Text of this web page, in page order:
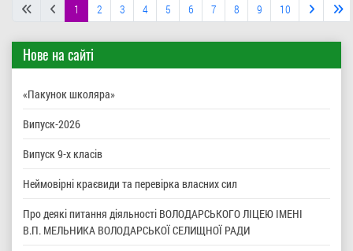
1 2 3 4 5 6 7 8 9 10
Нове на сайті
«Пакунок школяра»
Випуск-2026
Випуск 9-х класів
Неймовірні краєвиди та перевірка власних сил
Про деякі питання діяльності ВОЛОДАРСЬКОГО ЛІЦЕЮ ІМЕНІ
В.П. МЕЛЬНИКА ВОЛОДАРСЬКОЇ СЕЛИЩНОЇ РАДИ